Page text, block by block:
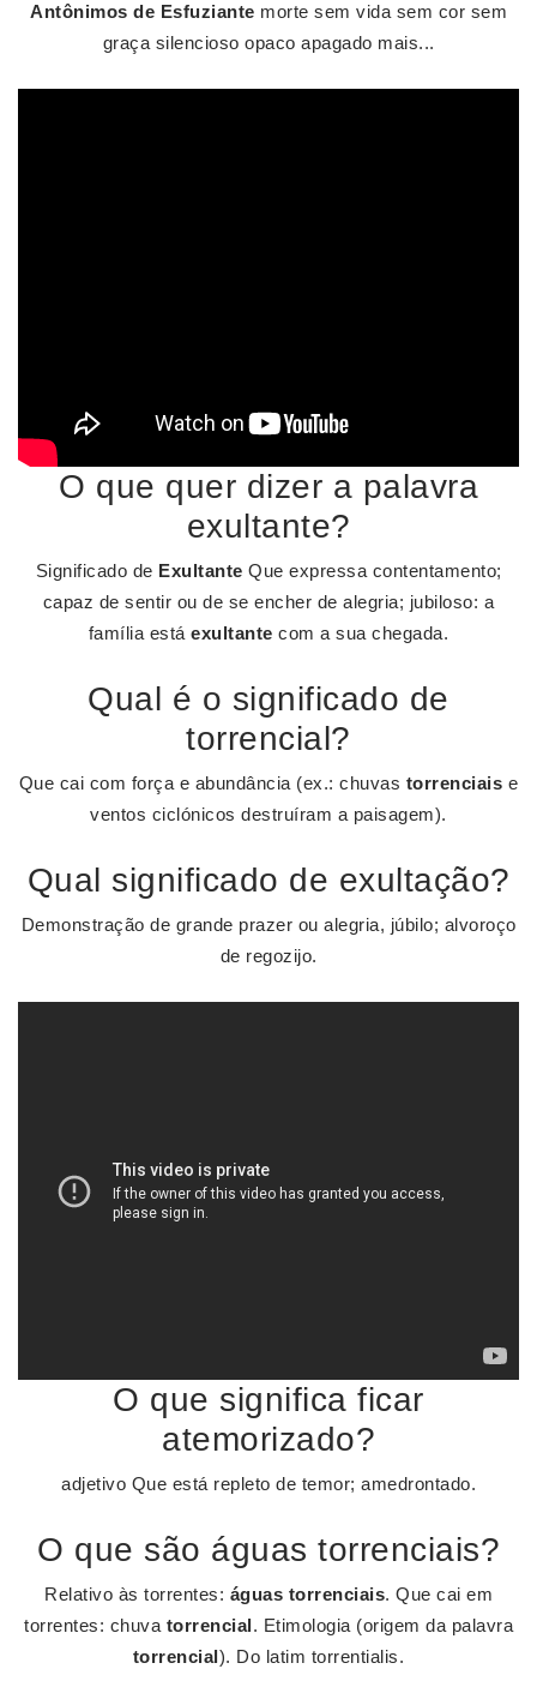
Antônimos de Esfuziante morte sem vida sem cor sem
graça silencioso opaco apagado mais...
O que quer dizer a palavra
exultante?
Significado de Exultante Que expressa contentamento;
capaz de sentir ou de se encher de alegria; jubiloso: a
família estáexultante com a sua chegada.
Qual é o significado de
torrencial?
Que cai com força e abundância (ex.: chuvas torrenciais e
ventos ciclónicos destruíram a paisagem).
Qual significado de exultação?
Demonstração de grande prazer ou alegria, júbilo; alvoroço
de regozijo.
O que significa ficar
atemorizado?
adjetivo Que está repleto de temor; amedrontado.
O que são águas torrenciais?
Relativo às torrentes: águas torrenciais. Que cai em
torrentes: chuva torrencial. Etimologia (origem da palavra
torrencial). Do latim torrentialis.